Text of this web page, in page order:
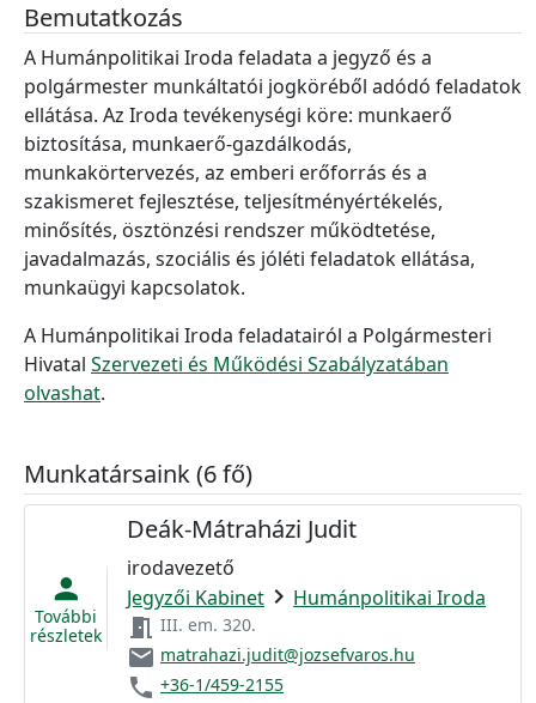
Bemutatkozás
A Humánpolitikai Iroda feladata a jegyző és a
polgármester munkáltatói jogköréből adódó feladatok
ellátása. Az Iroda tevékenységi köre: munkaerő
biztosítása, munkaerő-gazdálkodás,
munkakörtervezés, az emberi erőforrás és a
szakismeret fejlesztése, teljesítményértékelés,
minősítés, ösztönzési rendszer működtetése,
javadalmazás, szociális és jóléti feladatok ellátása,
munkaügyi kapcsolatok.
A Humánpolitikai Iroda feladatairól a Polgármesteri
Hivatal Szervezeti és Működési Szabályzatában
olvashat.
Munkatársaink (6 fő)
person
További
részletek
Deák-Mátraházi Judit
irodavezető
Jegyzői Kabinet chevron_right Humánpolitikai Iroda
meeting_room III. em. 320.
email matrahazi.judit@jozsefvaros.hu
phone +36-1/459-2155